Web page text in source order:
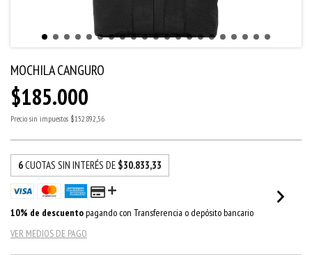
MOCHILA CANGURO
$185.000
Precio sin impuestos $152.892,56
6CUOTAS SIN INTERÉS DE $30.833,33
10% de descuentopagando con Transferencia o depósito bancario
VER MEDIOS DE PAGO